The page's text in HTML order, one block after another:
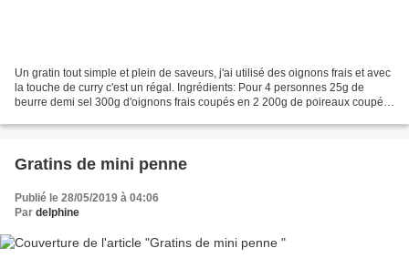
Un gratin tout simple et plein de saveurs, j'ai utilisé des oignons frais et avec
la touche de curry c'est un régal. Ingrédients: Pour 4 personnes 25g de
beurre demi sel 300g d'oignons frais coupés en 2 200g de poireaux coupé
Gratins de mini penne
Publié le 28/05/2019 à 04:06
Par delphine